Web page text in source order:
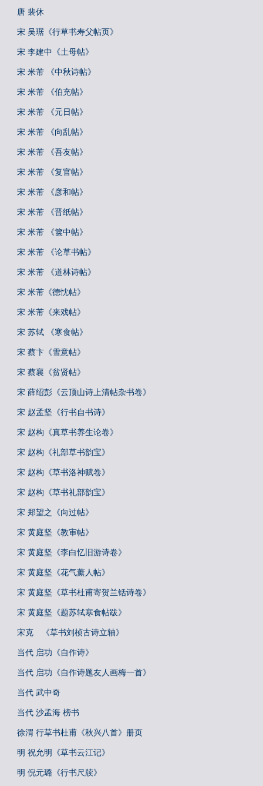
唐 裴休
宋 吴琚《行草书寿父帖页》
宋 李建中《土母帖》
宋 米芾 《中秋诗帖》
宋 米芾 《伯充帖》
宋 米芾 《元日帖》
宋 米芾 《向乱帖》
宋 米芾 《吾友帖》
宋 米芾 《复官帖》
宋 米芾 《彦和帖》
宋 米芾 《晋纸帖》
宋 米芾 《箧中帖》
宋 米芾 《论草书帖》
宋 米芾 《道林诗帖》
宋 米芾《德忱帖》
宋 米芾《来戏帖》
宋 苏轼 《寒食帖》
宋 蔡卞《雪意帖》
宋 蔡襄《贫贤帖》
宋 薛绍彭《云顶山诗上清帖杂书卷》
宋 赵孟坚《行书自书诗》
宋 赵构《真草书养生论卷》
宋 赵构《礼部草书韵宝》
宋 赵构《草书洛神赋卷》
宋 赵构《草书礼部韵宝》
宋 郑望之《向过帖》
宋 黄庭坚《教审帖》
宋 黄庭坚《李白忆旧游诗卷》
宋 黄庭坚《花气薰人帖》
宋 黄庭坚《草书杜甫寄贺兰铦诗卷》
宋 黄庭坚《题苏轼寒食帖跋》
宋克 《草书刘桢古诗立轴》
当代 启功《自作诗》
当代 启功《自作诗题友人画梅一首》
当代 武中奇
当代 沙孟海 榜书
徐渭 行草书杜甫《秋兴八首》册页
明 祝允明《草书云江记》
明 倪元璐《行书尺牍》